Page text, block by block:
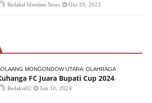
Redaksi Identitas News Okt 29, 2022
MONGONDOW UTARA OLAHRAGA
FC Juara Bupati Cup 2024
Redaksi02 Jun 10, 2024